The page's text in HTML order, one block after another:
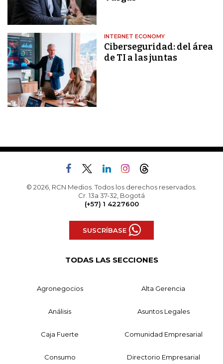
INTERNET ECONOMY
Ciberseguridad: del área
de TI a las juntas
© 2026, RCN Medios. Todos los derechos reservados.
Cr. 13a 37-32, Bogotá
(+57) 1 4227600
SUSCRÍBASE
TODAS LAS SECCIONES
Agronegocios Alta Gerencia
Análisis Asuntos Legales
Caja Fuerte Comunidad Empresarial
Consumo Directorio Empresarial